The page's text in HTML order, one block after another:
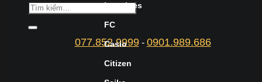
077.852.9999- 0901.989.686
Longines
FC
Casio
Citizen